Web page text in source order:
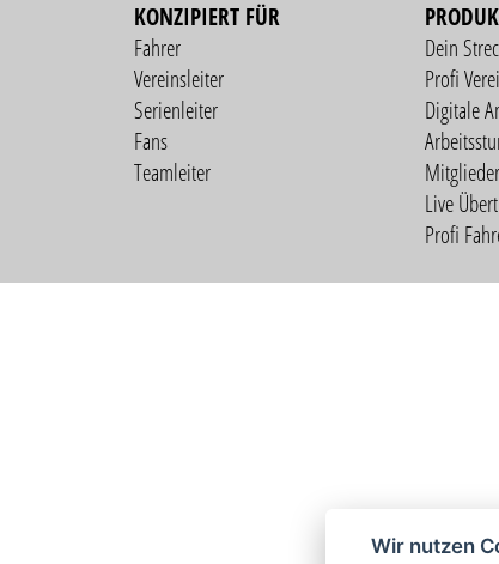
KONZIPIERT FÜR
Fahrer
Vereinsleiter
Serienleiter
Fans
Teamleiter
Dein
Profi
Digitale
Live
Profi
Wir nutzen